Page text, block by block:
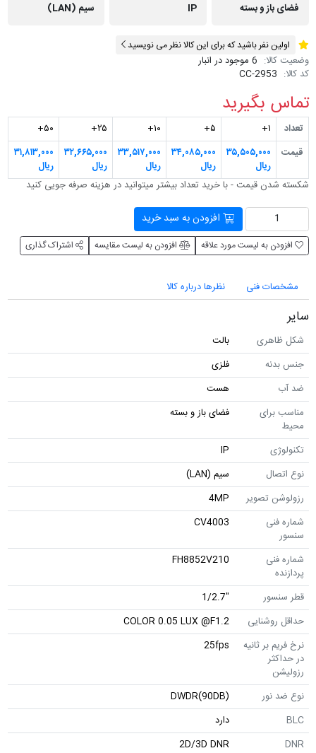
فضای باز و بسته
IP
سیم (LAN)
اولین نفر باشید که برای این کالا نظر می نویسید
وضعیت کالا: 6 موجود در انبار
کد کالا: CC-2953
تماس بگیرید
شکسته شدن قیمت - با خرید تعداد بیشتر می‎توانید در هزینه صرفه جویی کنید
تعداد ۱+ ۵+ ۱۰+ ۲۵+
۵۰+
قیمت
۳۵,۵۰۵,۰۰۰
ریال
۳۴,۰۸۵,۰۰۰
ریال
۳۳,۵۱۷,۰۰۰
ریال
۳۲,۶۶۵,۰۰۰
ریال
۳۱,۸۱۳,۰۰۰
ریال
افزودن به سبد خرید
افزودن به لیست مورد علاقه افزودن به لیست مقایسه اشتراک گذاری
مشخصات فنی نظرها درباره کالا
سایر
شکل ظاهری
بالت
جنس بدنه
فلزی
ضد آب
هست
مناسب برای
محیط
فضای باز و بسته
تکنولوژی
IP
نوع اتصال
سیم (LAN)
رزولوشن تصویر
4MP
شماره فنی
سنسور
CV4003
شماره فنی
پردازنده
FH8852V210
قطر سنسور
"1/2.7
حداقل روشنایی
COLOR 0.05 LUX @F1.2
نرخ فریم بر ثانیه
در حداکثر
رزولیشن
25fps
نوع ضد نور
DWDR(90DB)
BLC
دارد
DNR
2D/3D DNR